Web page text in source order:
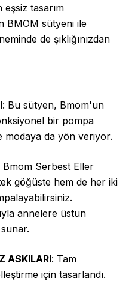
eşsiz tasarım
BMOM sütyeni ile
de şıklığınızdan
: Bu sütyen, Bmom'un
bir pompa
modaya da yön veriyor.
Bmom Serbest Eller
göğüste hem de her iki
annelere üstün
ASKILARI: Tam
için tasarlandı.